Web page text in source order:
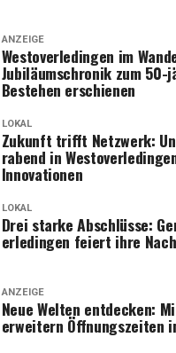
ANZEIGE
Wes­t­ov­er­le­din­gen im
Jubi­lä­umschro­nik zum 50-
Bestehen erschienen
LOKAL
Zukunft trifft Netz­werk:
rabend in
Innovationen
LOKAL
Drei star­ke Abschlüs­se:
er­le­din­gen fei­ert ihre
ANZEIGE
Neue Wel­ten ent­de­cken:
erwei­tern Öff­nungs­zei­ten